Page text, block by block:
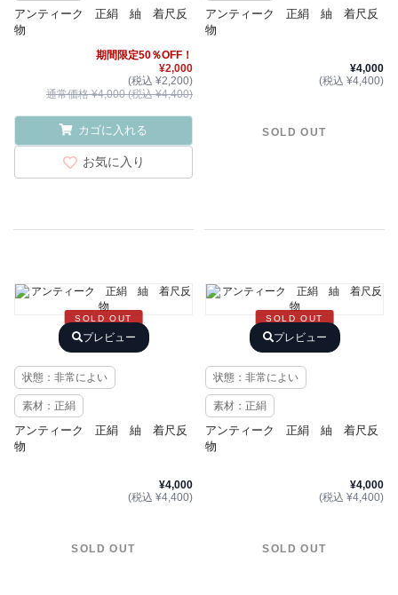
アンティーク 正絹 紬 着尺反
物
期間限定50％OFF！
¥2,000
(税込 ¥2,200)
通常価格 ¥4,000 (税込 ¥4,400)
カゴに入れる
お気に入り
アンティーク 正絹 紬 着尺反
物
¥4,000
(税込 ¥4,400)
SOLD OUT
SOLD OUT
プレビュー
状態：非常によい
素材：正絹
アンティーク 正絹 紬 着尺反
物
¥4,000
(税込 ¥4,400)
SOLD OUT
SOLD OUT
プレビュー
状態：非常によい
素材：正絹
アンティーク 正絹 紬 着尺反
物
¥4,000
(税込 ¥4,400)
SOLD OUT